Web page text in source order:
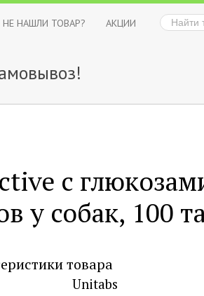
НЕ НАШЛИ ТОВАР?
АКЦИИ
с
у собак, 100
товара
Unitabs